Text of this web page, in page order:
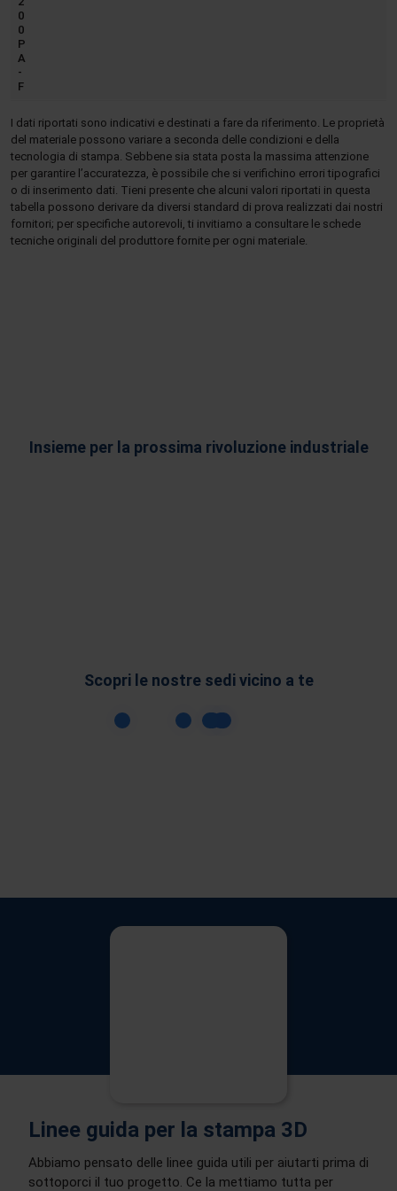
0
0
P
A
-
F
I dati riportati sono indicativi e destinati a fare da riferimento. Le proprietà
del materiale possono variare a seconda delle condizioni e della
tecnologia di stampa. Sebbene sia stata posta la massima attenzione
per garantire l’accuratezza, è possibile che si verifichino errori tipografici
o di inserimento dati. Tieni presente che alcuni valori riportati in questa
tabella possono derivare da diversi standard di prova realizzati dai nostri
fornitori; per specifiche autorevoli, ti invitiamo a consultare le schede
tecniche originali del produttore fornite per ogni materiale.
Insieme per la prossima rivoluzione industriale
Scopri le nostre sedi vicino a te
Linee guida per la stampa 3D
Abbiamo pensato delle linee guida utili per aiutarti prima di
sottoporci il tuo progetto. Ce la mettiamo tutta per